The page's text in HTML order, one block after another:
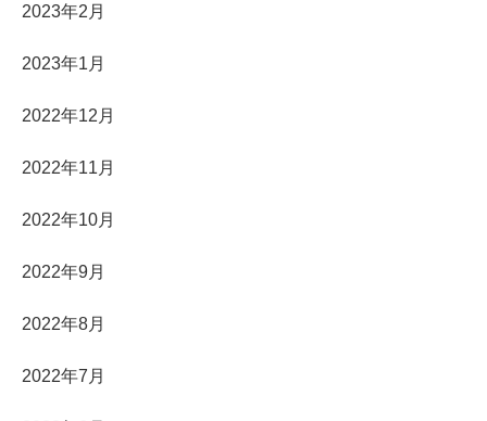
2023年2月
2023年1月
2022年12月
2022年11月
2022年10月
2022年9月
2022年8月
2022年7月